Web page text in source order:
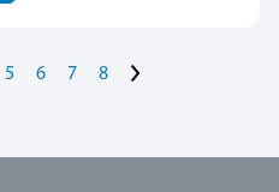
5 6 7 8 >